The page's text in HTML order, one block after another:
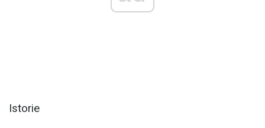
Istorie